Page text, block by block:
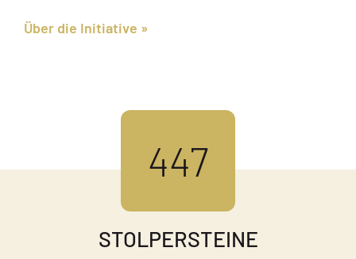
Über die Initiative
447
STOLPER­STEINE